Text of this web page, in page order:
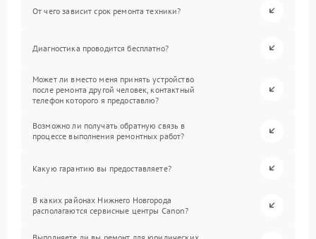
От чего зависит срок ремонта техники?
Диагностика проводится бесплатно?
Может ли вместо меня принять устройство
после ремонта другой человек, контактный
телефон которого я предоставлю?
Возможно ли получать обратную связь в
процессе выполнения ремонтных работ?
Какую гарантию вы предоставляете?
В каких районах Нижнего Новгорода
располагаются сервисные центры Canon?